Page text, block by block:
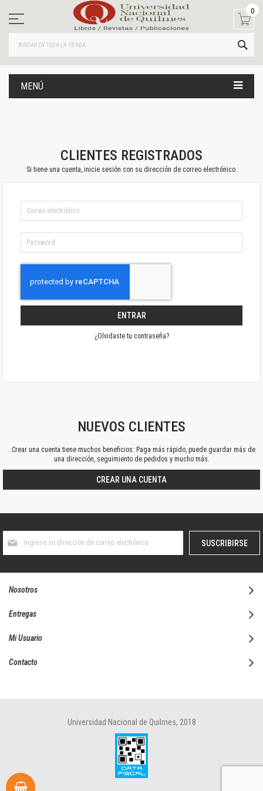
contenido
0
MENÚ
CLIENTES REGISTRADOS
Si tiene una cuenta, inicie sesión con su dirección de correo electrónico.
ENTRAR
¿Olvidaste tu contraseña?
NUEVOS CLIENTES
..Crear una cuenta tiene muchos beneficios: Paga más rápido, puede guardar más de
una dirección, seguimiento de pedidos y mucho más.
CREAR UNA CUENTA
boletín
SUSCRIBIRSE
Nosotros
Entregas
Mi Usuario
Contacto
Universidad Nacional de Quilmes, 2018